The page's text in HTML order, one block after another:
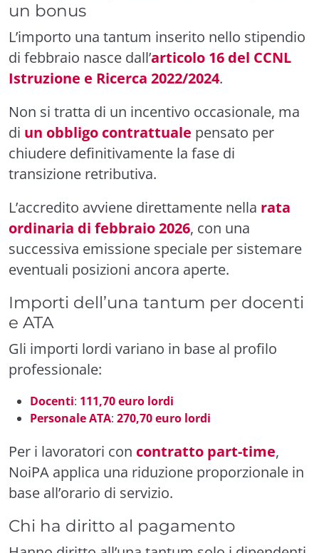
un bonus
L’importo una tantum inserito nello stipendio
di febbraio nasce dall’articolo 16 del CCNL
Istruzione e Ricerca 2022/2024.
Non si tratta di un incentivo occasionale, ma
di un obbligo contrattuale pensato per
chiudere definitivamente la fase di
transizione retributiva.
L’accredito avviene direttamente nella rata
ordinaria di febbraio 2026, con una
successiva emissione speciale per sistemare
eventuali posizioni ancora aperte.
Importi dell’una tantum per docenti
e ATA
Gli importi lordi variano in base al profilo
professionale:
Docenti: 111,70 euro lordi
Personale ATA: 270,70 euro lordi
Per i lavoratori con contratto part-time,
NoiPA applica una riduzione proporzionale in
base all’orario di servizio.
Chi ha diritto al pagamento